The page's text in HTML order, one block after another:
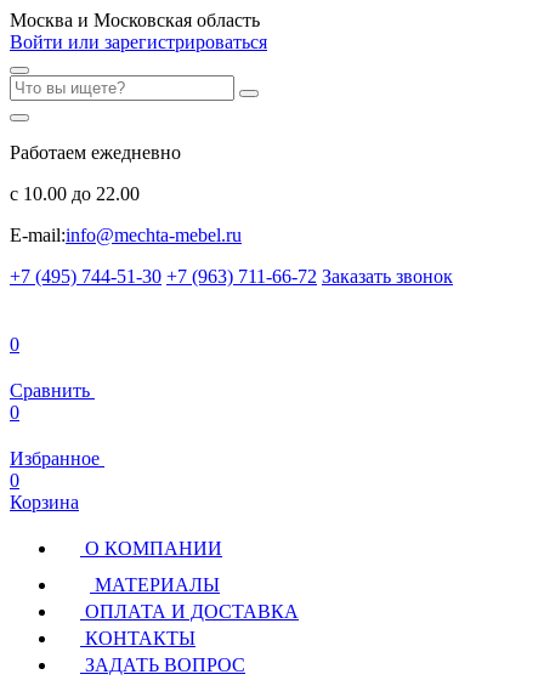
Москва и Московская область
Войти или зарегистрироваться
Работаем ежедневно
с 10.00 до 22.00
E-mail:info@mechta-mebel.ru
+7 (495) 744-51-30 +7 (963) 711-66-72 Заказать звонок
0
Сравнить
0
Избранное
0
Корзина
О КОМПАНИИ
МАТЕРИАЛЫ
ОПЛАТА И ДОСТАВКА
КОНТАКТЫ
ЗАДАТЬ ВОПРОС